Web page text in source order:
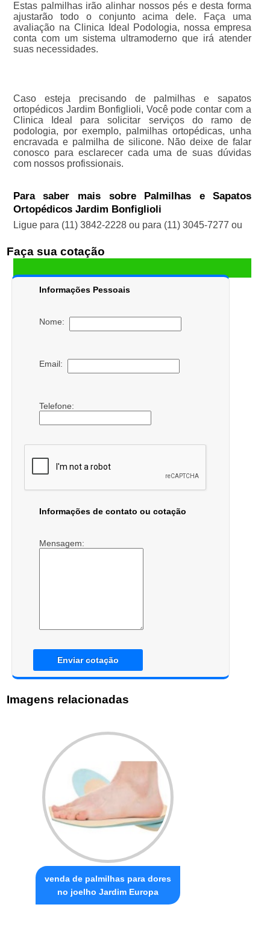
Estas palmilhas irão alinhar nossos pés e desta forma
ajustarão todo o conjunto acima dele. Faça uma
avaliação na Clinica Ideal Podologia, nossa empresa
conta com um sistema ultramoderno que irá atender
suas necessidades.
Caso esteja precisando de palmilhas e sapatos
ortopédicos Jardim Bonfiglioli, Você pode contar com a
Clinica Ideal para solicitar serviços do ramo de
podologia, por exemplo, palmilhas ortopédicas, unha
encravada e palmilha de silicone. Não deixe de falar
conosco para esclarecer cada uma de suas dúvidas
com nossos profissionais.
Para saber mais sobre Palmilhas e Sapatos
Ortopédicos Jardim Bonfiglioli
Ligue para (11) 3842-2228ou para (11) 3045-7277 ou
Faça sua cotação
Informações Pessoais
Nome:
Email:
Telefone:
Informações de contato ou cotação
Mensagem:
Enviar cotação
Imagens relacionadas
venda de palmilhas para dores
no joelho Jardim Europa